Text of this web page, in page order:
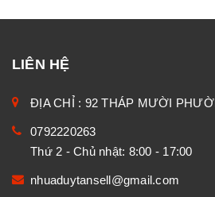
LIÊN HỆ
ĐỊA CHỈ : 92 THÁP MƯỜI
0792220263
Thứ 2 - Chủ nhật: 8:00 - 17:00
nhuaduytansell@gmail.com